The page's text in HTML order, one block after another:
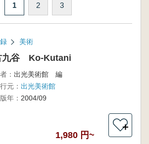
1 2 3
美術
九谷 Ko-Kutani
： 出光美術館 編
元： 出光美術館
年： 2004/09
1,980 円~
＋